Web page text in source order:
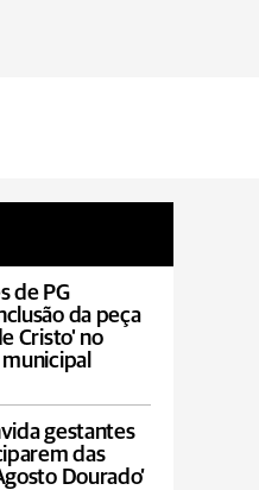
de PG
da peça
Cristo' no
gestantes
das
Dourado’